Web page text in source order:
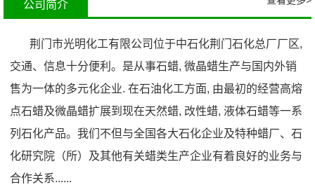
公司简介
荆门市光明化工有限公司位于中石化荆门石化总厂厂区,
交通、信息十分便利。是从事石蜡, 微晶蜡生产与国内外销
售为一体的多元化企业. 在石油化工方面, 由最初的经营高熔
点石蜡及微晶蜡扩展到现在天然蜡, 改性蜡, 液体石蜡等一系
列石化产品。我们不但与全国各大石化企业及特种蜡厂、石
化研究院（所）及其他有关蜡类生产企业有着良好的业务与
合作关系......